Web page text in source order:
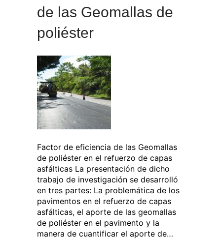
de las Geomallas de
poliéster
Factor de eficiencia de las Geomallas
de poliéster en el refuerzo de capas
asfálticas La presentación de dicho
trabajo de investigación se desarrolló
en tres partes: La problemática de los
pavimentos en el refuerzo de capas
asfálticas, el aporte de las geomallas
de poliéster en el pavimento y la
manera de cuantificar el aporte de…